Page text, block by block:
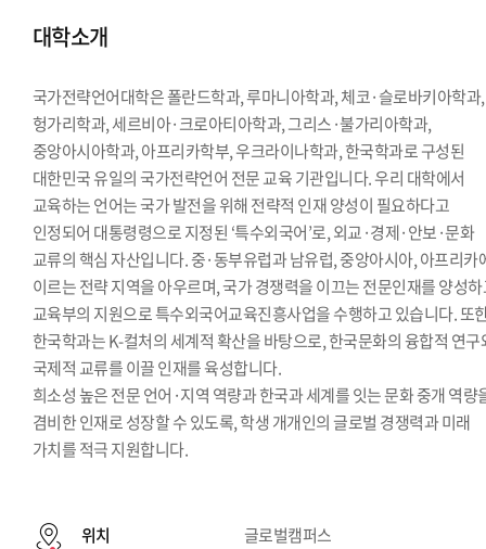
대학소개
국가전략언어대학은 폴란드학과, 루마니아학과, 체코·슬로바키아학과,
헝가리학과, 세르비아·크로아티아학과, 그리스·불가리아학과,
중앙아시아학과, 아프리카학부, 우크라이나학과, 한국학과로 구성된
대한민국 유일의 국가전략언어 전문 교육 기관입니다. 우리 대학에서
교육하는 언어는 국가 발전을 위해 전략적 인재 양성이 필요하다고
인정되어 대통령령으로 지정된 ‘특수외국어’로, 외교·경제·안보·문화
교류의 핵심 자산입니다. 중·동부유럽과 남유럽, 중앙아시아, 아프리카
이르는 전략 지역을 아우르며, 국가 경쟁력을 이끄는 전문인재를 양성
교육부의 지원으로 특수외국어교육진흥사업을 수행하고 있습니다. 또
한국학과는 K-컬처의 세계적 확산을 바탕으로, 한국문화의 융합적 연구
국제적 교류를 이끌 인재를 육성합니다.
희소성 높은 전문 언어·지역 역량과 한국과 세계를 잇는 문화 중개 역량
겸비한 인재로 성장할 수 있도록, 학생 개개인의 글로벌 경쟁력과 미래
가치를 적극 지원합니다.
위치 글로벌캠퍼스